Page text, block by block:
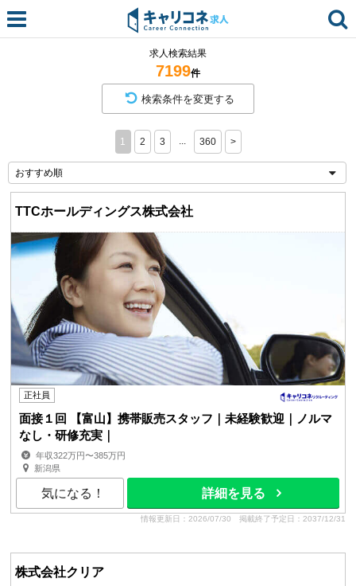
求人検索結果
7199件
検索条件を変更する
1 2 3 360 >
TTCホールディングス株式会社
正社員
面接１回 【富山】携帯販売スタッフ｜未経験歓迎｜ノルマ
なし・研修充実｜
年収322万円〜385万円
新潟県
気になる！ 詳細を見る
情報更新日：2026/07/30 掲載終了予定日：2037/12/31
株式会社クリア